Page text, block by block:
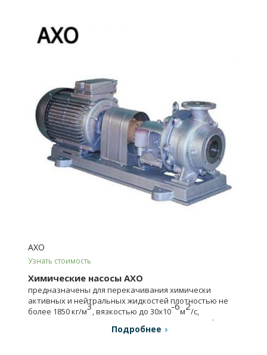
АХО
Узнать стоимость
Химические насосы АХО
предназначены для перекачивания химически
активных и нейтральных жидкостей плотностью не
более 1850 кг/м3 , вязкостью до 30х10-6м2/с,
содержащих твердые включения размером до 1 мм.
Подробнее